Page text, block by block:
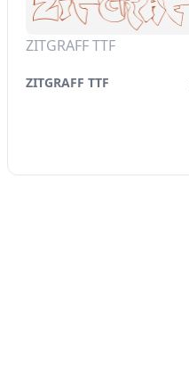
ZITGRAFF TTF
ZITGRAFF TTF